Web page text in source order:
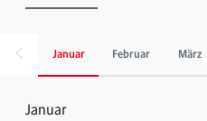
Januar Februar März
Januar